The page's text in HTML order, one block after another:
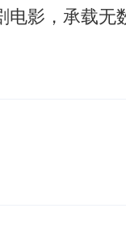
电影，承载无